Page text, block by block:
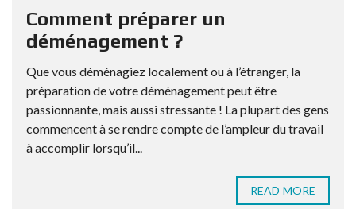
Comment préparer un
déménagement ?
Que vous déménagiez localement ou à l’étranger, la
préparation de votre déménagement peut être
passionnante, mais aussi stressante ! La plupart des gens
commencent à se rendre compte de l’ampleur du travail
à accomplir lorsqu’il...
READ MORE